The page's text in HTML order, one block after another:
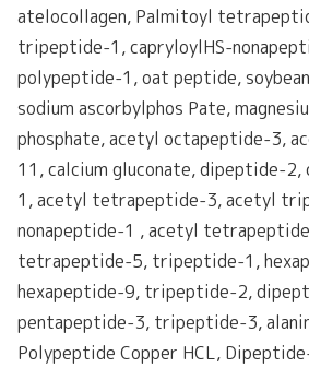
atelocollagen, Palmitoyl
tripeptide-1, capryloylHS-
polypeptide-1, oat peptide,
sodium ascorbylphos Pate,
phosphate, acetyl octapeptide-3,
11, calcium gluconate, dipeptide-
1, acetyl tetrapeptide-3, acetyl
nonapeptide-1 , acetyl
tetrapeptide-5, tripeptide-1,
hexapeptide-9, tripeptide-2,
pentapeptide-3, tripeptide-3,
Polypeptide Copper HCL,